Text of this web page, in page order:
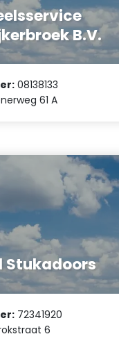
B.V.
08138133
61 A
Stukadoors
72341920
6